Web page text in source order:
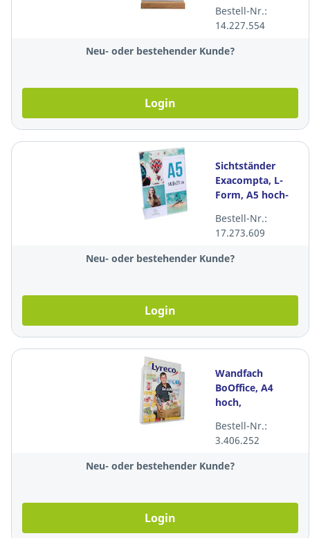
Holzsockel,
transparent
Bestell-Nr.:
14.227.554
Neu- oder bestehender Kunde?
Login
Sichtständer
Exacompta, L-
Form, A5 hoch-
transparent
Bestell-Nr.:
17.273.609
Neu- oder bestehender Kunde?
Login
Wandfach
BoOffice, A4
hoch,
Bestell-Nr.:
3.406.252
Neu- oder bestehender Kunde?
Login